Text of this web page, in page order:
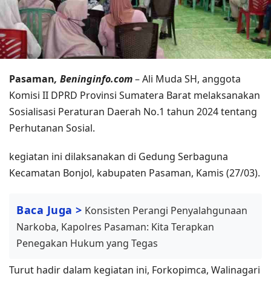
Pasaman, Beninginfo.com– Ali Muda SH, anggota
Komisi II DPRD Provinsi Sumatera Barat melaksanakan
Sosialisasi Peraturan Daerah No.1 tahun 2024 tentang
Perhutanan Sosial.
kegiatan ini dilaksanakan di Gedung Serbaguna
Kecamatan Bonjol, kabupaten Pasaman, Kamis (27/03).
Baca Juga > Konsisten Perangi Penyalahgunaan
Narkoba, Kapolres Pasaman: Kita Terapkan
Penegakan Hukum yang Tegas
Turut hadir dalam kegiatan ini, Forkopimca, Walinagari